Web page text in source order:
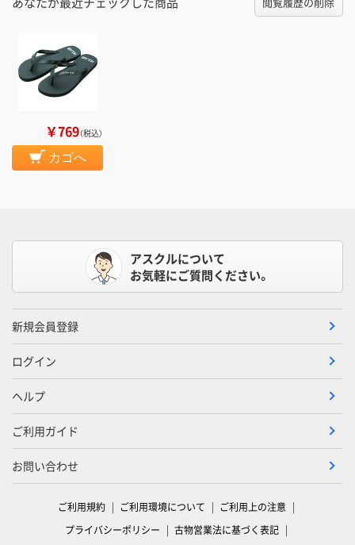
￥769（税込）
カゴへ
アスクルについて
お気軽にご質問ください。
新規会員登録
ログイン
ヘルプ
ご利用ガイド
お問い合わせ
ご利用規約 ご利用環境について
ご利用上の注意
プライバシーポリシー
古物営業法に基づく表記